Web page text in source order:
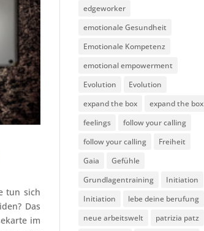
tun sich
Das
im
edgeworker
emotionale Gesundheit
Emotionale Kompetenz
emotional empowerment
Evolution
Evolution
expand the box
expand the box
feelings
follow your calling
follow your calling
Freiheit
Gaia
Gefühle
Grundlagentraining
Initiation
Initiation
lebe deine berufung
neue arbeitswelt
patrizia patz